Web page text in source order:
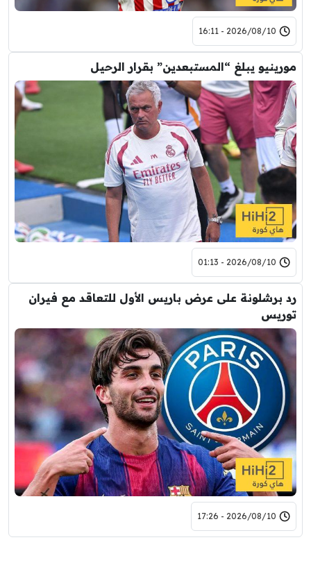
2026/08/10 - 16:11
مورينيو يبلغ “المستبعدين” بقرار الرحيل
2026/08/10 - 01:13
رد برشلونة على عرض باريس الأول للتعاقد مع فيران
توريس
2026/08/10 - 17:26